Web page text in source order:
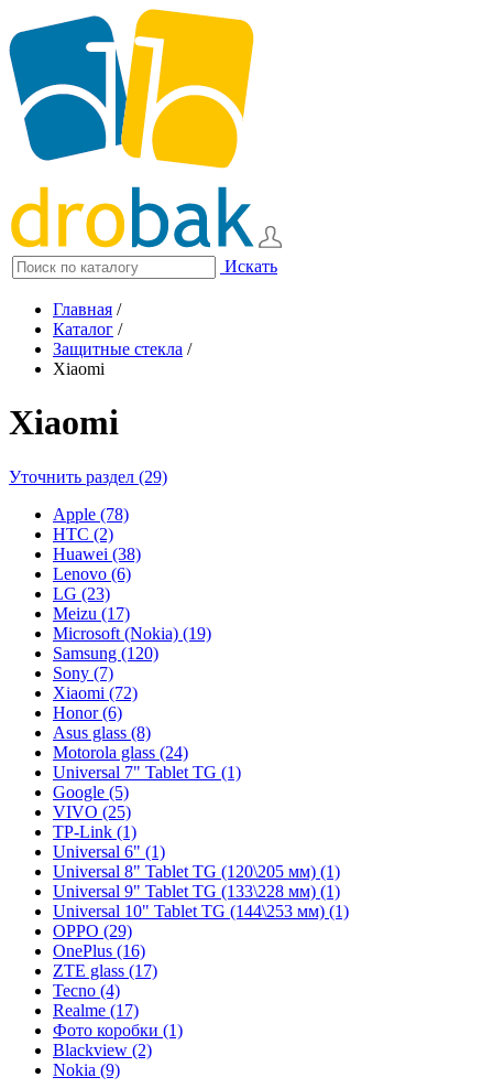
Искать
Главная /
Каталог /
Защитные стекла /
Xiaomi
Xiaomi
Уточнить раздел (29)
Apple (78)
HTC (2)
Huawei (38)
Lenovo (6)
LG (23)
Meizu (17)
Microsoft (Nokia) (19)
Samsung (120)
Sony (7)
Xiaomi (72)
Honor (6)
Asus glass (8)
Motorola glass (24)
Universal 7" Tablet TG (1)
Google (5)
VIVO (25)
TP-Link (1)
Universal 6" (1)
Universal 8" Tablet TG (120\205 мм) (1)
Universal 9" Tablet TG (133\228 мм) (1)
Universal 10" Tablet TG (144\253 мм) (1)
OPPO (29)
OnePlus (16)
ZTE glass (17)
Tecno (4)
Realme (17)
Фото коробки (1)
Blackview (2)
Nokia (9)